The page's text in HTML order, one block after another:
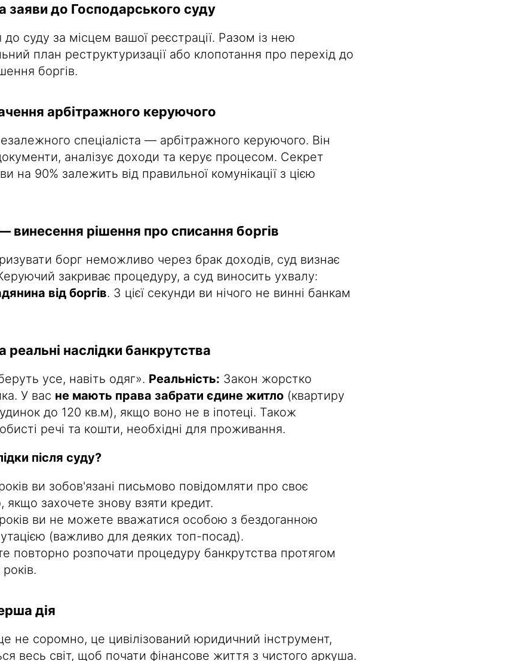
заяви до Господарського суду
суду за місцем вашої реєстрації. Разом із нею
план реструктуризації або клопотання про перехід до
боргів.
арбітражного керуючого
спеціаліста — арбітражного керуючого. Він
аналізує доходи та керує процесом. Секрет
на 90% залежить від правильної комунікації з цією
винесення рішення про списання боргів
борг неможливо через брак доходів, суд визнає
закриває процедуру, а суд виносить ухвалу:
від боргів. З цієї секунди ви нічого не винні банкам
реальні наслідки банкрутства
усе, навіть одяг». Реальність: Закон жорстко
У вас не мають права забрати єдине житло (квартиру
до 120 кв.м), якщо воно не в іпотеці. Також
речі та кошти, необхідні для проживання.
після суду?
ви зобов'язані письмово повідомляти про своє
якщо захочете знову взяти кредит.
ви не можете вважатися особою з бездоганною
(важливо для деяких топ-посад).
повторно розпочати процедуру банкрутства протягом
дія
не соромно, це цивілізований юридичний інструмент,
весь світ, щоб почати фінансове життя з чистого аркуша.